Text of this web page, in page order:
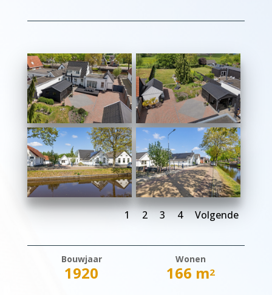
1 2 3 4 Volgende
Bouwjaar
1920
Wonen
166 m2